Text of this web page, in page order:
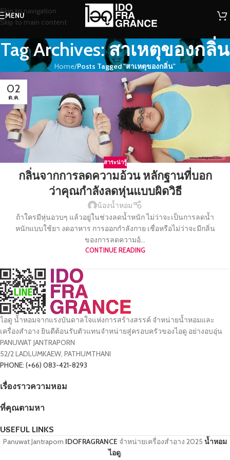
Skip to navigation
Skip to main content
MENU
Tag Archives: สาเหตุของกลิ่น
Home/Posts Tagged "สาเหตุของกลิ่น"
02
ต.ค.
สาระน่ารู้
กลิ่นจากการลดความอ้วน หลักฐานที่บอก
ว่าคุณกำลังลดหุ่นแบบผิดวิธี
น้องน้ำหอม
ถ้าใครมีหุ่นอวบๆ แล้วอยู่ในช่วงลดน้ำหนัก ไม่ว่าจะเป็นการลดน้ำ
หนักแบบใช้ยา งดอาหาร การออกกำลังกาย เชื่อหรือไม่ว่าจะมีกลิ่น
ของการลดความอ้...
CONTINUE READING
ไอดู น้ำหอมจากแรงบันดาลใจแห่งการสร้างสรรค์ จำหน่ายน้ำหอมและ
เครื่องสำอาง ยินดีต้อนรับตัวแทนจำหน่ายสู่ครอบครัวของไอดู อย่างอบอุ่น
PANUWAT JANTRAPORN
52/2 LADLUMKAEW, PATHUMTHANI
PHONE: (+66) 083-421-8293
เรื่องราวความหอม
ที่คุณตามหา
USEFUL LINKS
Panuwat Jantraporn IDOFRAGRANCE จำหน่ายเครื่องสำอาง 2025 น้ำหอม
ไอดู.